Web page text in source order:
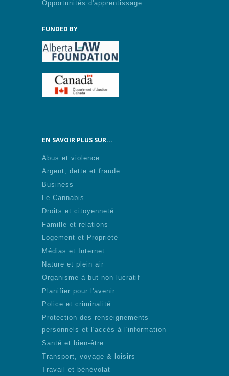
Opportunités d'apprentissage
FUNDED BY
EN SAVOIR PLUS SUR...
Abus et violence
Argent, dette et fraude
Business
Le Cannabis
Droits et citoyenneté
Famille et relations
Logement et Propriété
Médias et Internet
Nature et plein air
Organisme à but non lucratif
Planifier pour l'avenir
Police et criminalité
Protection des renseignements
personnels et l'accès à l'information
Santé et bien-être
Transport, voyage & loisirs
Travail et bénévolat